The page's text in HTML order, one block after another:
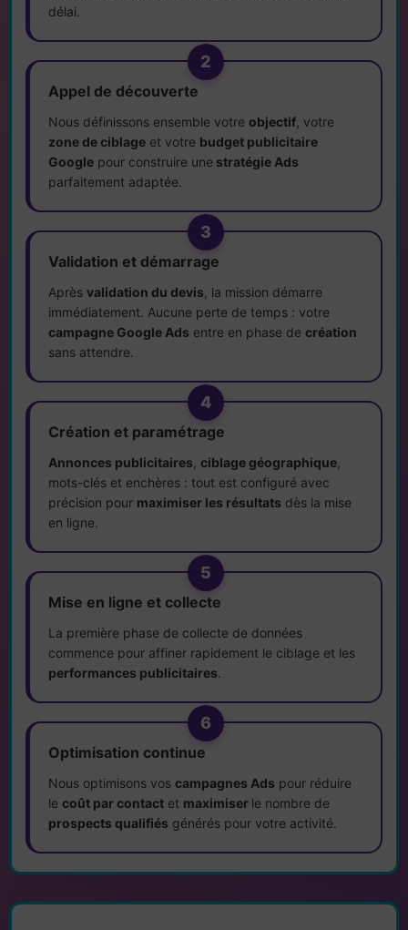
délai.
2
Appel de découverte
Nous définissons ensemble votre objectif , votre
zone de ciblage et votre budget publicitaire
Google pour construire une stratégie Ads
parfaitement adaptée.
3
Validation et démarrage
Après validation du devis , la mission démarre
immédiatement. Aucune perte de temps : votre
campagne Google Ads entre en phase de création
sans attendre.
4
Création et paramétrage
Annonces publicitaires ciblage géographique
mots-clés et enchères : tout est configuré avec
précision pour maximiser les résultats dès la mise
en ligne.
5
Mise en ligne et collecte
La première phase de collecte de données
commence pour affiner rapidement le ciblage et les
performances publicitaires.
6
Optimisation continue
Nous optimisons vos campagnes Ads pour réduire
le coût par contact et maximiser le nombre de
prospects qualifiés générés pour votre activité.